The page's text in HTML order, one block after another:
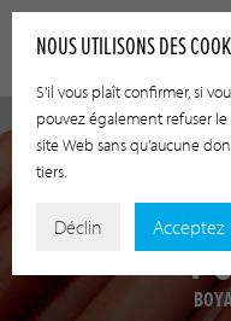
NOUS UTILISONS DES
S'il vous plaît confirmer, si
pouvez également refuser
site Web sans qu'aucune
tiers.
Déclin Acceptez